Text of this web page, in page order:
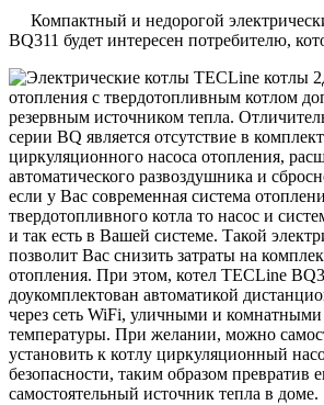
Компактный и недорогой
BQ311 будет интересен потребителю,
отопления с твердотопливным котлом
резервным источником тепла.
серии BQ является отсутствие в
циркуляционного насоса отопления,
автоматического развоздушника и
если у Вас современная система
твердотопливного котла то насос и
и так есть в Вашей системе. Такой
позволит Вас снизить затраты на
отопления. При этом, котел TECLine
доукомплектован автоматикой
через сеть WiFi, уличными и
температуры. При желании, можно
установить к котлу циркуляционный
безопасности, таким образом превратив
самостоятельный источник тепла в доме.